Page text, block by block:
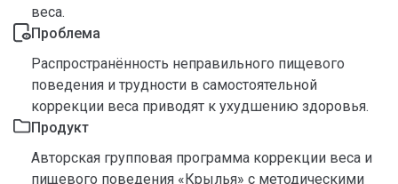
веса.
Проблема
Распространённость неправильного пищевого
поведения и трудности в самостоятельной
коррекции веса приводят к ухудшению здоровья.
Продукт
Авторская групповая программа коррекции веса и
пищевого поведения «Крылья» с методическими